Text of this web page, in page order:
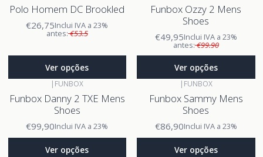
Polo Homem DC Brookled
€26,75Inclui IVA a 23%
antes:€53.5
Ver opções
Funbox Ozzy 2 Mens
Shoes
€49,95Inclui IVA a 23%
antes:€99.90
Ver opções
| FUNBOX
Funbox Danny 2 TXE Mens
Shoes
€99,90Inclui IVA a 23%
Ver opções
| FUNBOX
Funbox Sammy Mens
Shoes
€86,90Inclui IVA a 23%
Ver opções